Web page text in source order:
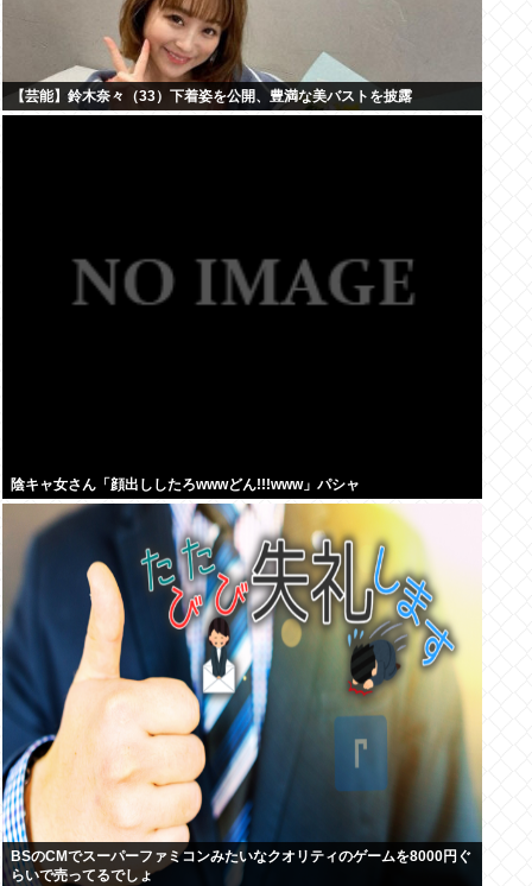
【芸能】鈴木奈々（33）下着姿を公開、豊満な美バストを披露
陰キャ女さん「顔出ししたろwwwどん!!!www」パシャ
BSのCMでスーパーファミコンみたいなクオリティのゲームを8000円ぐ
らいで売ってるでしょ